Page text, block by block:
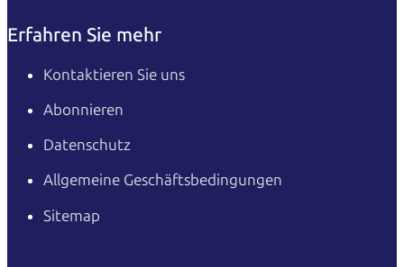
Erfahren Sie mehr
Kontaktieren Sie uns
Abonnieren
Datenschutz
Allgemeine Geschäftsbedingungen
Sitemap